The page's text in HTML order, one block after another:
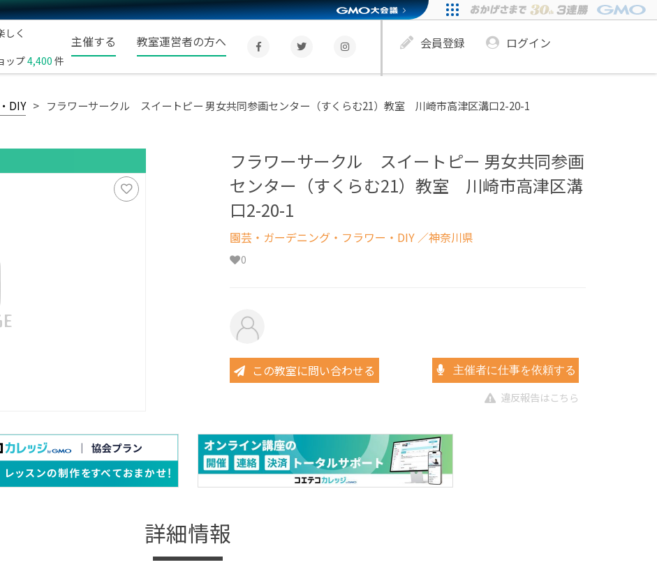
しく
ップ4,400 件
主催する 教室運営者の方へ 会員登録 ログイン
DIY フラワーサークル スイートピー 男女共同参画センター（すくらむ21）教室 川崎市高津区溝口2-20-1
フラワーサークル スイートピー 男女共同参画
センター（すくらむ21）教室 川崎市高津区溝
口2-20-1
園芸・ガーデニング・フラワー・DIY ／神奈川県
0
この教室に問い合わせる 主催者に仕事を依頼する
違反報告はこちら
詳細情報